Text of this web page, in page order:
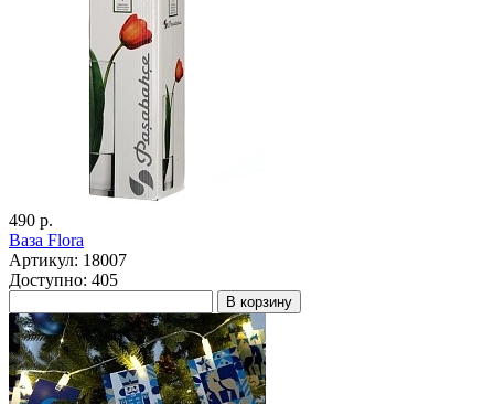
490 р.
Ваза Flora
Артикул: 18007
Доступно: 405
В корзину